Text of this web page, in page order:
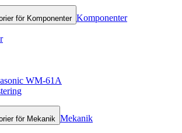
för Komponenter Komponenter
WM-61A
för Mekanik Mekanik